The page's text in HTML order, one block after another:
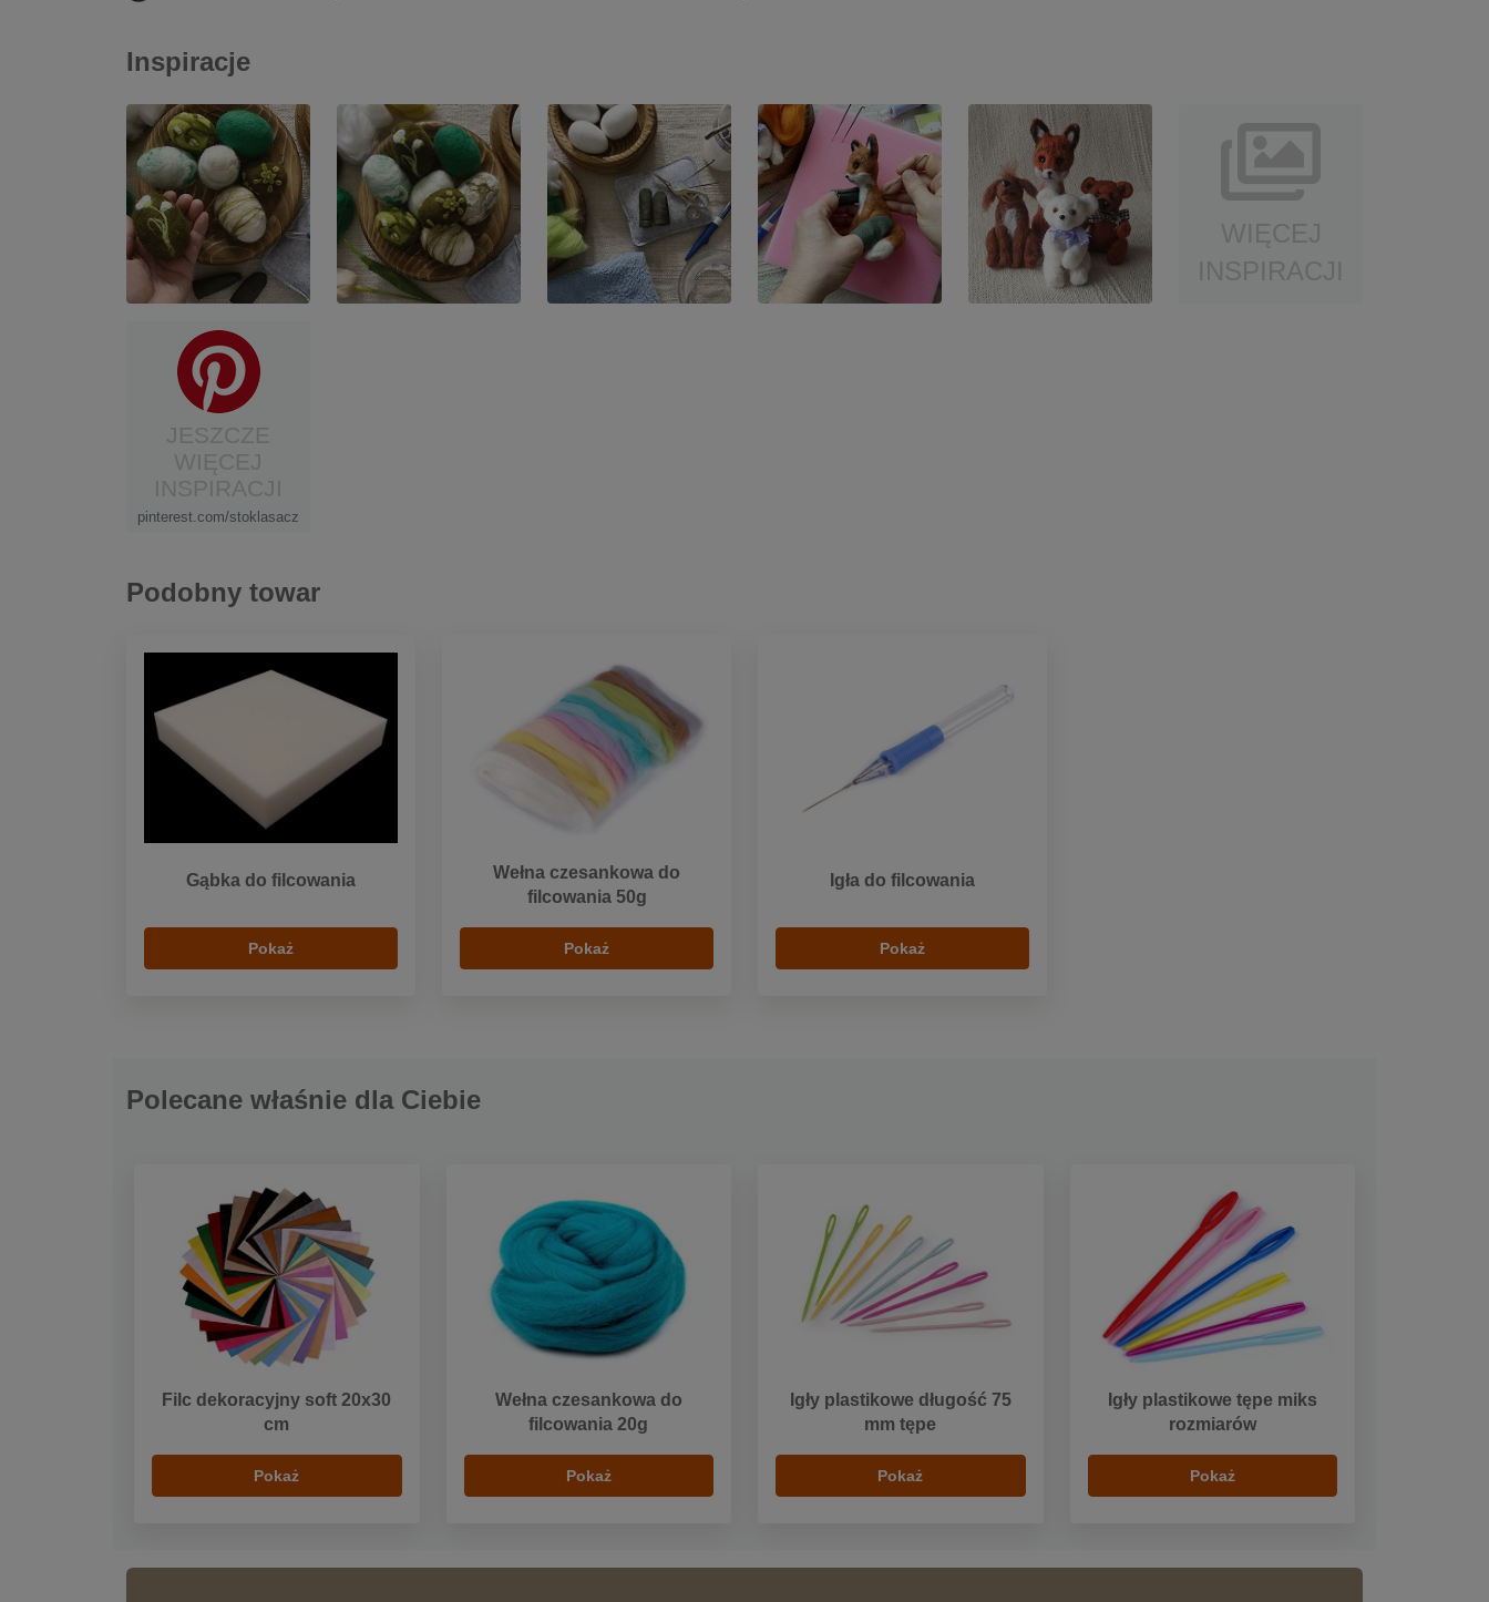
Inspiracje
pinterest.com/stoklasacz
Podobny towar
Gąbka do filcowania
Pokaż
Wełna czesankowa do
filcowania 50g
Pokaż
Igła do filcowania
Pokaż
Polecane właśnie dla Ciebie
Filc dekoracyjny soft 20x30
cm
Pokaż
Wełna czesankowa do
filcowania 20g
Pokaż
Igły plastikowe długość 75
mm tępe
Pokaż
Igły plastikowe tępe miks
rozmiarów
Pokaż